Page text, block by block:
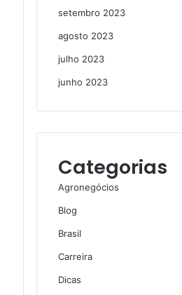
setembro 2023
agosto 2023
julho 2023
junho 2023
Categorias
Agronegócios
Blog
Brasil
Carreira
Dicas